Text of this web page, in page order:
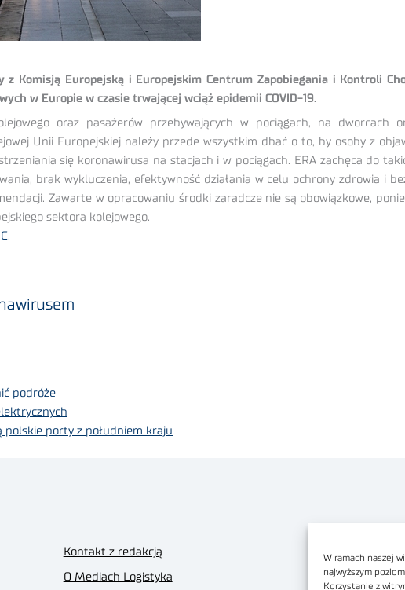
W ramach naszej
najwyższym
Korzystanie z
z Komisją Europejską i Europejskim Centrum Zapobiegania i Kontroli
w Europie w czasie trwającej wciąż epidemii COVID-19.
oraz pasażerów przebywających w pociągach, na dworcach
Unii Europejskiej należy przede wszystkim dbać o to, by osoby z
się koronawirusa na stacjach i w pociągach. ERA zachęca do
brak wykluczenia, efektywność działania w celu ochrony zdrowia i
Zawarte w opracowaniu środki zaradcze nie są obowiązkowe,
sektora kolejowego.
.
podróże
polskie porty z południem kraju
Kontakt z redakcją
O Mediach Logistyka